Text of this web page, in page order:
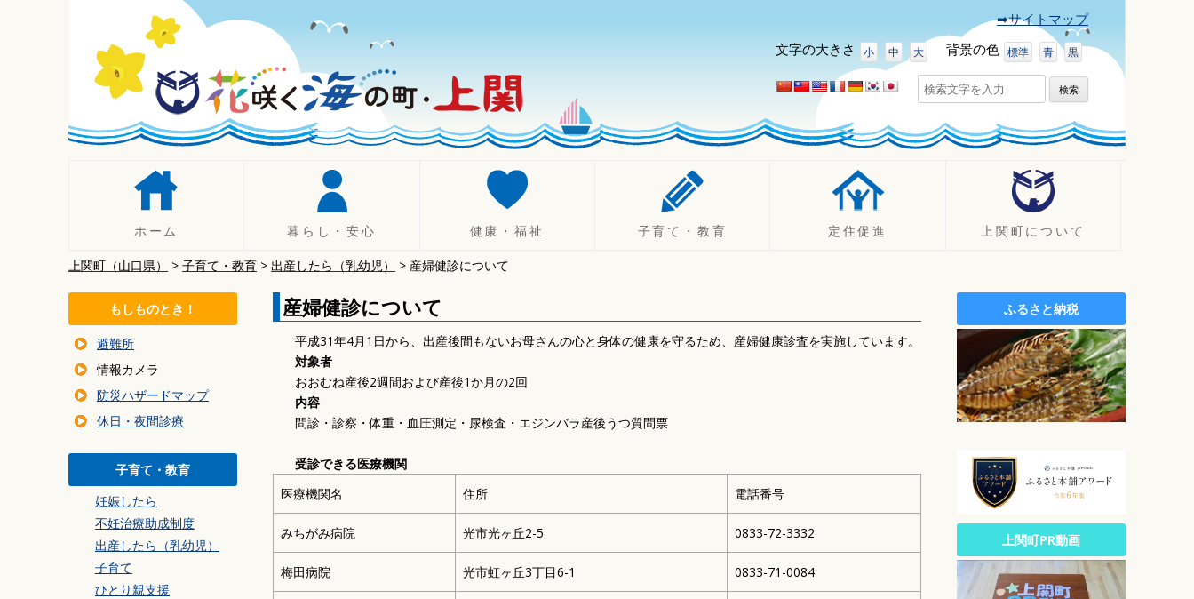
動
➡サイトマップ
文字の大きさ 小 中 大 背景の色 標準 青 黒
検
索:
ホーム 暮らし・安心
人権
手続き
税について
年金
暮らしの相談
暮らしの環境
交通・乗り物
防災・安全
ごみ
健康・福祉
健康づくり
休日・夜間診療
介護保険
障がい福祉
予防接種
子育て・教育
子育て
補助・助成・手当
定住促進
空き家バンク
上関町について
観光
イベント
ふるさと納税（ふるさと寄附
施設案内
公園・自然
文化
広報
統計
行財政
農林水産業
上関町（山口県） > 子育て・教育 > 出産したら（乳幼児） > 産婦健診について
産婦健診について
平成31年4月1日から、出産後間もないお母さんの心と身体の健康を守るため、産婦健康診査を実施しています。
対象者
おおむね産後2週間および産後1か月の2回
内容
問診・診察・体重・血圧測定・尿検査・エジンバラ産後うつ質問票
受診できる医療機関
医療機関名
住所 電話番号
みちがみ病院 光市光ヶ丘2-5 0833-72-3332
梅田病院 光市虹ヶ丘3丁目6-1 0833-71-0084
もしものとき！
避難所
情報カメラ
防災ハザードマップ
休日・夜間診療
子育て・教育
妊娠したら
不妊治療助成制度
出産したら（乳幼児）
子育て
ひとり親支援
ふるさと納税
上関町PR動画